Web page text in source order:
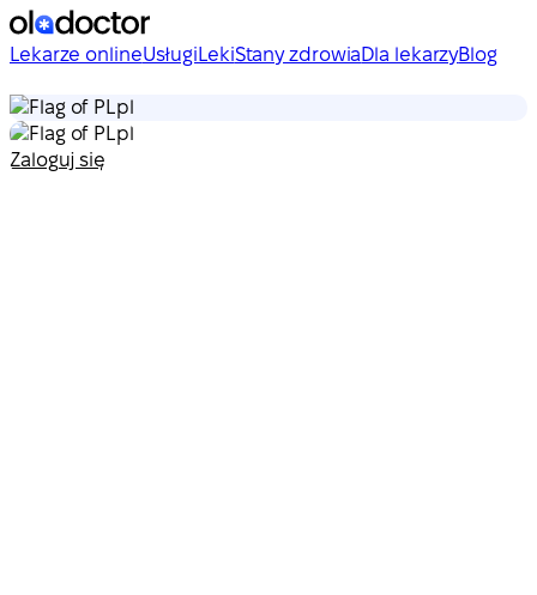
Lekarze onlineUsługi LekiStany zdrowiaDla lekarzyBlog
pl
pl
Zaloguj się